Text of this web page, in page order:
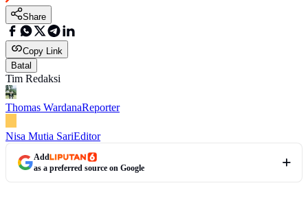
Share
Copy Link
Batal
Tim Redaksi
Thomas WardanaReporter
Nisa Mutia SariEditor
Add
as a preferred source on Google